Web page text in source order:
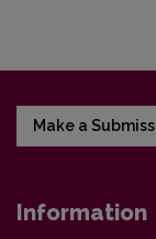
Make a
Information